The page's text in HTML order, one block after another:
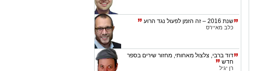
שנת 2016 – זה הזמן לפעול נגד הרוע
כלב מאיירס
דוד ברבי, צלצול מאחותי, מחזור שירים בספר
חדש
רן יגיל